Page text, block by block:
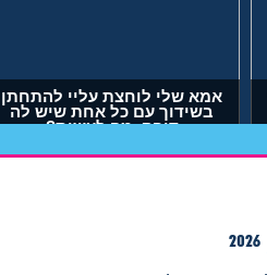
אמא שלי לוחצת עליי להתחתן
בשידוך עם כל אחת שיש לה
דופק, מה לעשות?
2026